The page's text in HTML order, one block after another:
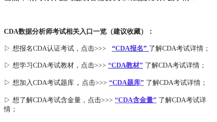
CDA数据分析师考试相关入口一览（建议收藏）：
▷ 想报名CDA认证考试，点击>>> “CDA报名” 了解CDA考试详情；
▷ 想学习CDA考试教材，点击>>> “CDA教材” 了解CDA考试详情；
▷ 想加入CDA考试题库 ， 点击>>> “CDA题库” 了解CDA考试详情；
▷ 想了解CDA考试含金量 ，点击>>> “CDA含金量” 了解CDA考试详
情；